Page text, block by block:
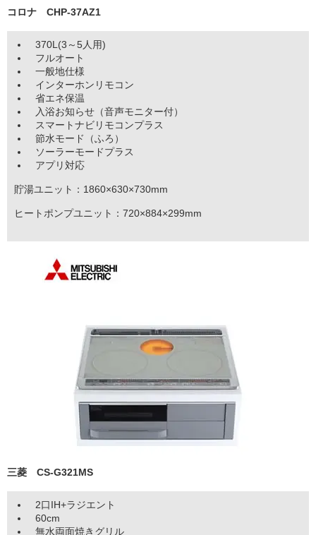
コロナ CHP-37AZ1
370L(3～5人用)
フルオート
一般地仕様
インターホンリモコン
省エネ保温
入浴お知らせ（音声モニター付）
スマートナビリモコンプラス
節水モード（ふろ）
ソーラーモードプラス
アプリ対応
貯湯ユニット：1860×630×730mm
ヒートポンプユニット：720×884×299mm
三菱 CS-G321MS
2口IH+ラジエント
60cm
無水両面焼きグリル